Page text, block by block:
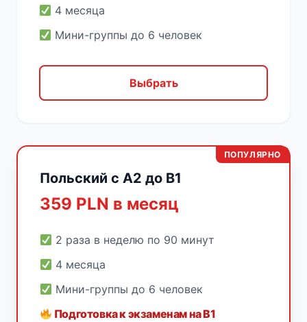
4 месяца
Мини-группы до 6 человек
Выбрать
ПОПУЛЯРНО
Польский с A2 до B1
359 PLN в месяц
2 раза в неделю по 90 минут
4 месяца
Мини-группы до 6 человек
Подготовка к экзаменам на B1